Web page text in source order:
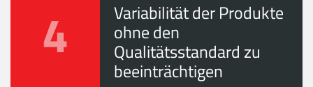
4 Variabilität der Produkte
ohne den
Qualitätsstandard zu
beeinträchtigen